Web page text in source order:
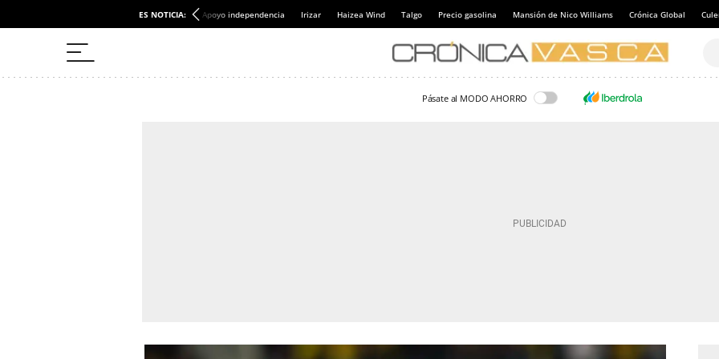
ES NOTICIA: Apoyo independencia Irizar Haizea Wind Talgo Precio gasolina Mansión de Nico Williams Crónica Global
Pásate al MODO AHORRO